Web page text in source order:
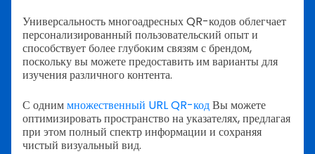
Универсальность многоадресных QR-кодов облегчает
персонализированный пользовательский опыт и
способствует более глубоким связям с брендом,
поскольку вы можете предоставить им варианты для
изучения различного контента.
С одниммножественный URL QR-кодВы можете
оптимизировать пространство на указателях, предлагая
при этом полный спектр информации и сохраняя
чистый визуальный вид.